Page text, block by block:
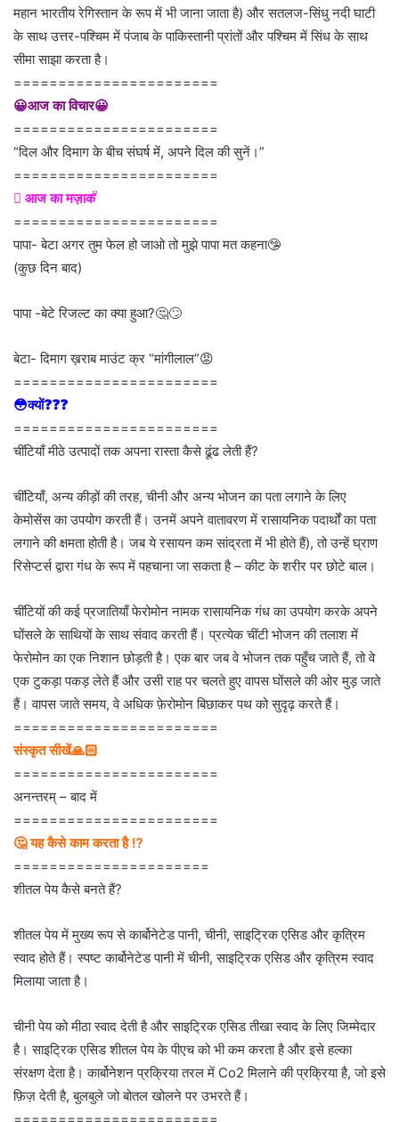
महान भारतीय रेगिस्तान के रूप में भी जाना जाता है) और सतलज-सिंधु नदी घाटी
के साथ उत्तर-पश्चिम में पंजाब के पाकिस्तानी प्रांतों और पश्चिम में सिंध के साथ
सीमा साझा करता है।
=======================
😀आज का विचार😀
=======================
“दिल और दिमाग के बीच संघर्ष में, अपने दिल की सुनें।”
=======================
 आज का मज़ाक 
=======================
पापा- बेटा अगर तुम फेल हो जाओ तो मुझे पापा मत कहना🤥
(कुछ दिन बाद)
पापा -बेटे रिजल्ट का क्या हुआ?🤔🙄
बेटा- दिमाग ख़राब माउंट क्र “मांगीलाल”😡
=======================
😳क्यों❓❓❓
=======================
चींटियाँ मीठे उत्पादों तक अपना रास्ता कैसे ढूंढ लेती हैं?
चींटियाँ, अन्य कीड़ों की तरह, चीनी और अन्य भोजन का पता लगाने के लिए
केमोसेंस का उपयोग करती हैं। उनमें अपने वातावरण में रासायनिक पदार्थों का पता
लगाने की क्षमता होती है। जब ये रसायन कम सांद्रता में भी होते हैं), तो उन्हें घ्राण
रिसेप्टर्स द्वारा गंध के रूप में पहचाना जा सकता है – कीट के शरीर पर छोटे बाल।
चींटियों की कई प्रजातियाँ फेरोमोन नामक रासायनिक गंध का उपयोग करके अपने
घोंसले के साथियों के साथ संवाद करती हैं। प्रत्येक चींटी भोजन की तलाश में
फेरोमोन का एक निशान छोड़ती है। एक बार जब वे भोजन तक पहुँच जाते हैं, तो वे
एक टुकड़ा पकड़ लेते हैं और उसी राह पर चलते हुए वापस घोंसले की ओर मुड़ जाते
हैं। वापस जाते समय, वे अधिक फ़ेरोमोन बिछाकर पथ को सुदृढ़ करते हैं।
=======================
संस्कृत सीखें🙏🏻
=======================
अनन्तरम् – बाद में
=======================
🤔 यह कैसे काम करता है ⁉
======================
शीतल पेय कैसे बनते हैं?
शीतल पेय में मुख्य रूप से कार्बोनेटेड पानी, चीनी, साइट्रिक एसिड और कृत्रिम
स्वाद होते हैं। स्पष्ट कार्बोनेटेड पानी में चीनी, साइट्रिक एसिड और कृत्रिम स्वाद
मिलाया जाता है।
चीनी पेय को मीठा स्वाद देती है और साइट्रिक एसिड तीखा स्वाद के लिए जिम्मेदार
है। साइट्रिक एसिड शीतल पेय के पीएच को भी कम करता है और इसे हल्का
संरक्षण देता है। कार्बोनेशन प्रक्रिया तरल में Co2 मिलाने की प्रक्रिया है, जो इसे
फ़िज़ देती है, बुलबुले जो बोतल खोलने पर उभरते हैं।